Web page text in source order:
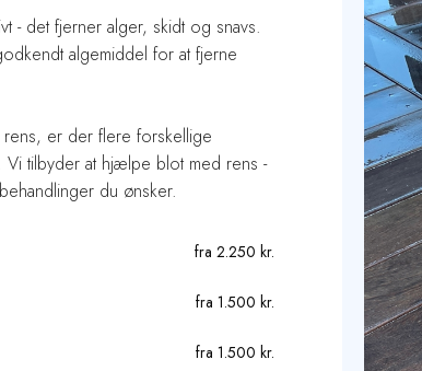
- det fjerner alger, skidt og snavs.
algemiddel for at fjerne
er der flere forskellige
tilbyder at hjælpe blot med rens -
du ønsker.
fra 2.250 kr.
fra 1.500 kr.
fra 1.500 kr.